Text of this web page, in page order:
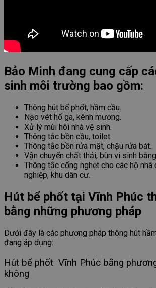
Bảo Minh đang cung cấp
sinh môi trường bao gồm:
Thông hút bể phốt, hầm cầu.
Nạo vét hố ga, kênh mương.
Xử lý mùi hôi nhà vệ sinh.
Thông tắc bồn cầu, toilet.
Thông tắc bồn rửa mặt, chậu rửa bát.
Vận chuyển chất thải, bùn vi sinh
Thông tắc cống nghẹt cho các hộ nhà
nghiệp, khu dân cư.
Hút bể phốt tại Vĩnh Phúc
bằng những phương pháp
Dưới đây là các phương pháp thông hút
đang áp dụng:
Hút bể phốt Vĩnh Phúc bằng
không